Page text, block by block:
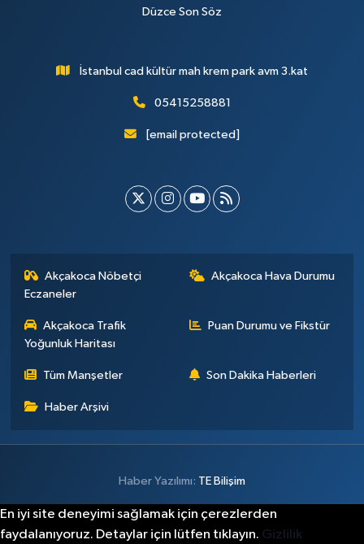
Düzce Son Söz
İstanbul cad kültür mah krem park avm 3.kat
05415258881
[email protected]
Akçakoca Nöbetçi
Eczaneler
Akçakoca Hava Durumu
Akçakoca Trafik
Yoğunluk Haritası
Puan Durumu ve Fikstür
Tüm Manşetler Son Dakika Haberleri
Haber Arşivi
Haber Yazılımı: TE Bilişim
En iyi site deneyimi sağlamak için çerezlerden
faydalanıyoruz. Detaylar için lütfen tıklayın. Gizlilik